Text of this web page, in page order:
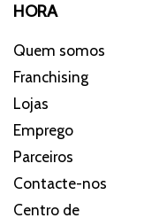
HORA
Quem somos
Franchising
Lojas
Emprego
Parceiros
Contacte-nos
Centro de